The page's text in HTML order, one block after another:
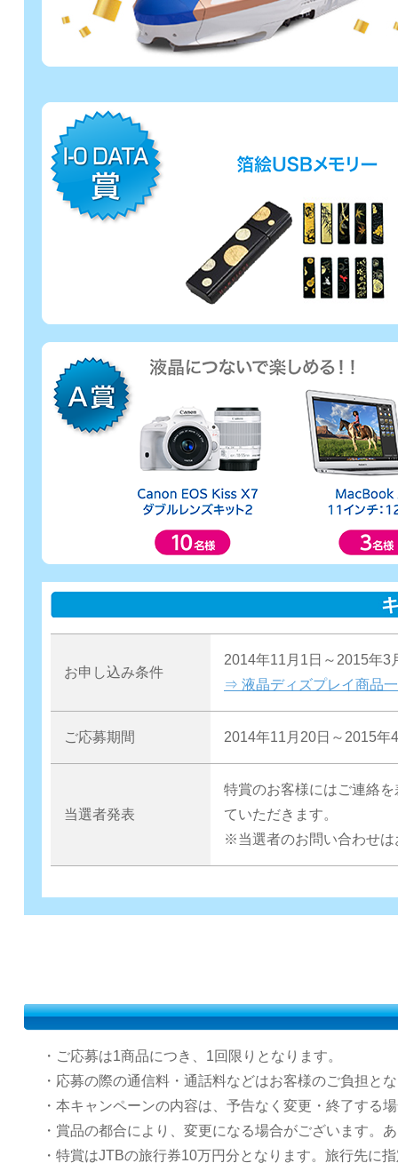
お申し込み条件
2014年11月1日～2015年3
⇒ 液晶ディズプレイ商品
ご応募期間 2014年11月20日～2015年
当選者発表
特賞のお客様にはご連絡
ていただきます。
※当選者のお問い合わせは
・ご応募は1商品につき、1回限りとなります。
・応募の際の通信料・通話料などはお客様のご負担と
・本キャンペーンの内容は、予告なく変更・終了する
・賞品の都合により、変更になる場合がございます。
・特賞はJTBの旅行券10万円分となります。旅行先に